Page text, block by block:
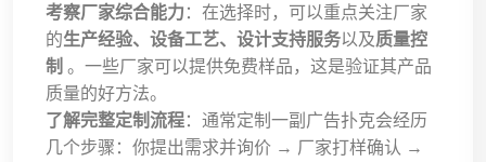
考察厂家综合能力：在选择时，可以重点关注厂家
的生产经验、设备工艺、设计支持服务以及质量控
制 。一些厂家可以提供免费样品，这是验证其产品
质量的好方法。
了解完整定制流程：通常定制一副广告扑克会经历
几个步骤：你提出需求并询价 → 厂家打样确认 →